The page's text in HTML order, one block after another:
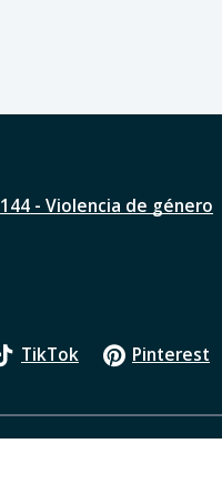
144 - Violencia de género
TikTok Pinterest